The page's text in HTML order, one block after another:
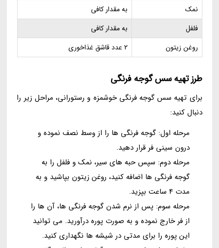
نمک
به مقدار کافی
فلفل
به مقدار کافی
روغن زیتون
2 عدد قاشق غذاخوری
طرز تهیه سس گوجه فرنگی
برای تهیه سس گوجه فرنگی خوشمزه و رستورانی، مراحل زیر را
دنبال کنید:
مرحله اول: گوجه فرنگی ها را از وسط نصف نموده و
درون سینی فر قرار دهید.
مرحله دوم: سپس حبه های سیر، نمک و فلفل را به
گوجه فرنگی ها اضافه کنید، روغن زیتون بپاشید و به
مدت 4 ساعت بپزید.
مرحله سوم: پس از نرم شدن گوجه فرنگی ها، آن ها را
از فر خارج نموده و به صورت پوره درآورید. می توانید
این پوره را برای مدتی در شیشه ها نگهداری کنید.